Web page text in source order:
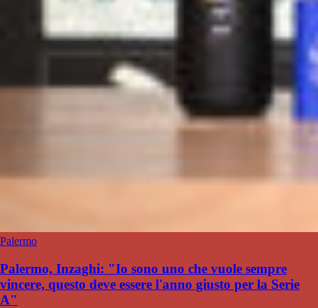
Palermo
Palermo, Inzaghi: "Io sono uno che vuole sempre
vincere, questo deve essere l'anno giusto per la Serie
A"